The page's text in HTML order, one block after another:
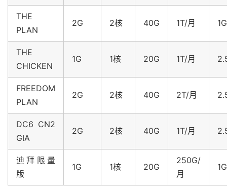
THE
PLAN
2G 2核 40G 1T/月 1G
THE
CHICKEN
1G 1核 20G 1T/月
FREEDOM
PLAN
2G 2核 40G 2T/月
DC6 CN2
GIA
2G 2核 40G 1T/月
迪拜限量
版
1G 1核 20G
250G/
月
1G